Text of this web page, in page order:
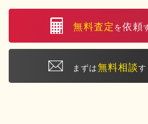
無料査定 を依頼
まずは無料相談す